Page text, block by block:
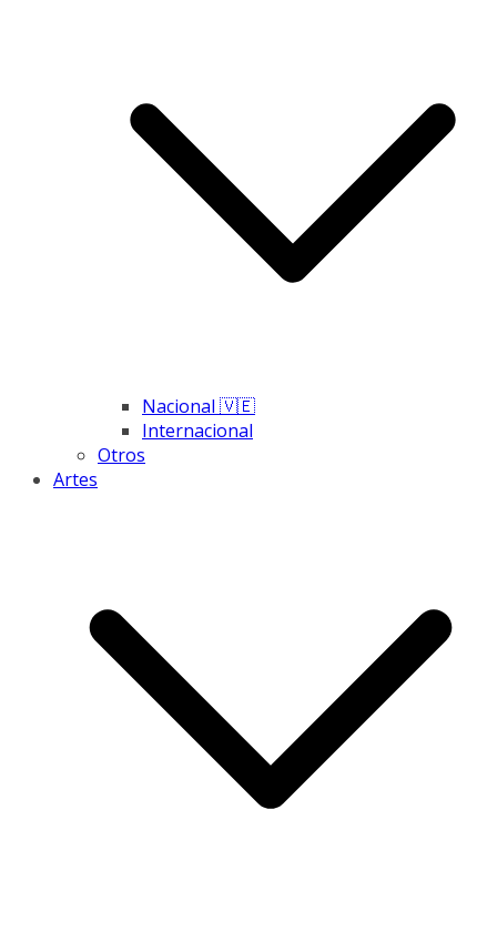
Nacional 🇻🇪
Internacional
Otros
Artes